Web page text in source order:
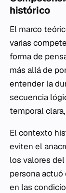
histórico
El marco
varias
forma de
más allá de
entender la
secuencia
temporal
El contexto
eviten el
los valores
persona actuó
en las